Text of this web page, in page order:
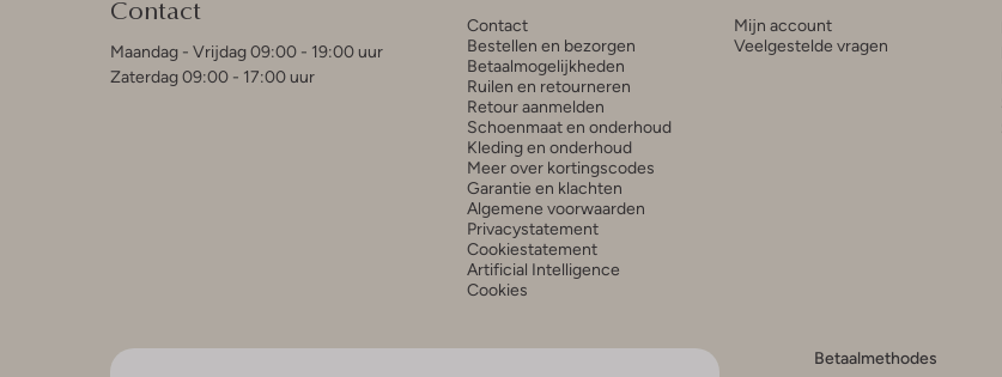
Contact
Maandag - Vrijdag 09:00 - 19:00 uur
Zaterdag 09:00 - 17:00 uur
Contact
Bestellen en bezorgen
Betaalmogelijkheden
Ruilen en retourneren
Retour aanmelden
Schoenmaat en onderhoud
Kleding en onderhoud
Meer over kortingscodes
Garantie en klachten
Algemene voorwaarden
Privacystatement
Cookiestatement
Artificial Intelligence
Cookies
Mijn account
Veelgestelde vragen
Betaalmethodes